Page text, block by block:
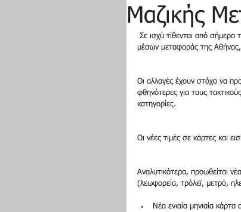
Μαζικής
μέσων μεταφοράς της
Οι αλλαγές έχουν στόχο να
φθηνότερες για τους
κατηγορίες.
Οι νέες τιμές σε κάρτες και
Αναλυτικότερα, προωθείται
(λεωφορεία, τρόλεϊ, μετρό,
Νέα ενιαία μηνιαία